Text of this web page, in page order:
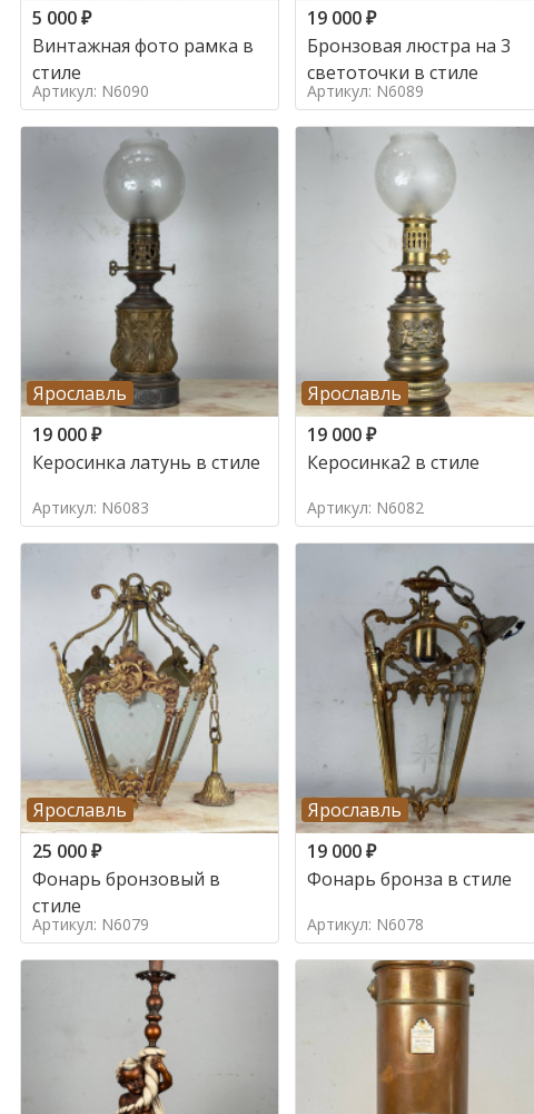
5 000₽
Винтажная фото рамка в
стиле
Артикул: N6090
19 000₽
Бронзовая люстра на 3
светоточки в стиле
Артикул: N6089
Ярославль
19 000₽
Керосинка латунь в стиле
Артикул: N6083
Ярославль
19 000₽
Керосинка2 в стиле
Артикул: N6082
Ярославль
25 000₽
Фонарь бронзовый в
стиле
Артикул: N6079
Ярославль
19 000₽
Фонарь бронза в стиле
Артикул: N6078